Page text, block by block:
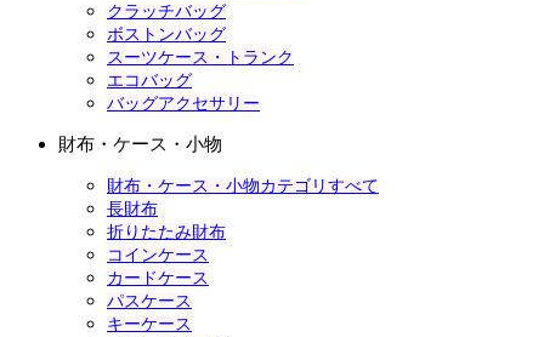
クラッチバッグ
ボストンバッグ
スーツケース・トランク
エコバッグ
バッグアクセサリー
財布・ケース・小物
財布・ケース・小物カテゴリすべて
長財布
折りたたみ財布
コインケース
カードケース
パスケース
キーケース